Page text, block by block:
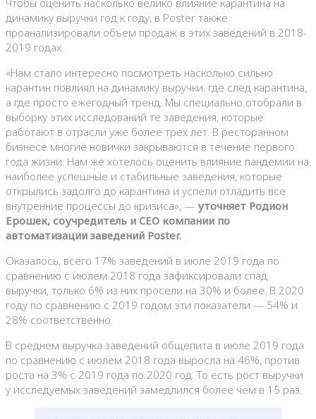
Чтобы оценить насколько велико влияние карантина на
динамику выручки год к году, в Poster также
проанализировали объем продаж в этих заведений в 2018-
2019 годах.
«Нам стало интересно посмотреть насколько сильно
карантин повлиял на динамику выручки: где след карантина,
а где просто ежегодный тренд. Мы специально отобрали в
выборку этих исследований те заведения, которые
работают в отрасли уже более трех лет. В ресторанном
бизнесе многие новички закрываются в течение первого
года жизни. Нам же хотелось оценить влияние пандемии на
наиболее успешные и стабильные заведения, которые
открылись задолго до карантина и успели отладить все
внутренние процессы до кризиса», — уточняет Родион
Ерошек, соучредитель и CEO компании по
автоматизации заведений Poster.
Оказалось, всего 17% заведений в июле 2019 года по
сравнению с июлем 2018 года зафиксировали спад
выручки, только 6% из них просели на 30% и более. В 2020
году по сравнению с 2019 годом эти показатели — 54% и
28% соответственно.
В среднем выручка заведений общепита в июле 2019 года
по сравнению с июлем 2018 года выросла на 46%, против
роста на 3% с 2019 года по 2020 год. То есть рост выручки
у исследуемых заведений замедлился более чем в 15 раз.